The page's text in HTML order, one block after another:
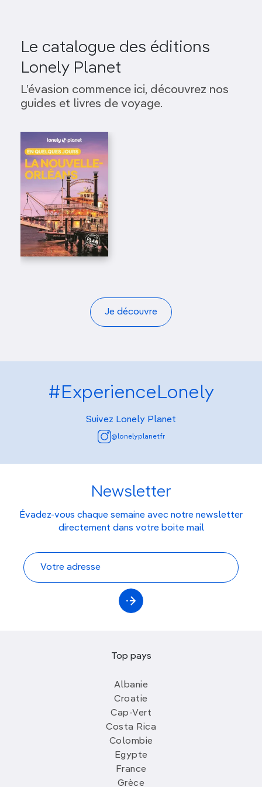
Le catalogue des éditions
Lonely Planet
L’évasion commence ici, découvrez nos
guides et livres de voyage.
Je découvre
#ExperienceLonely
Suivez Lonely Planet
@lonelyplanetfr
Newsletter
Évadez-vous chaque semaine avec notre newsletter
directement dans votre boite mail
Top pays
Albanie
Croatie
Cap-Vert
Costa Rica
Colombie
Egypte
France
Grèce